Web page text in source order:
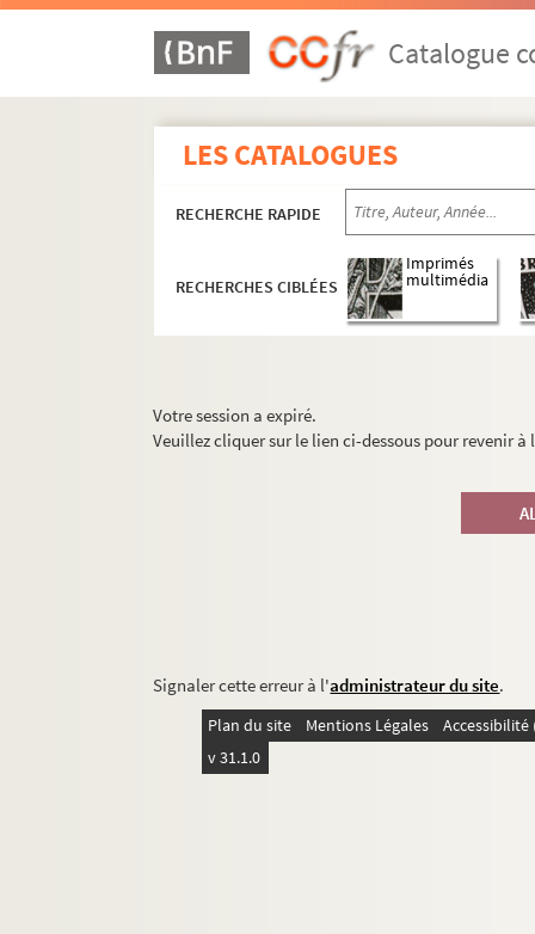
Catalogue
LES CATALOGUES
RECHERCHE RAPIDE
RECHERCHES CIBLÉES
Imprimés
multimédia
Votre session a expiré.
Veuillez cliquer sur le lien ci-dessous pour revenir
Signaler cette erreur à l'administrateur du site.
Plan du site Mentions Légales
v 31.1.0